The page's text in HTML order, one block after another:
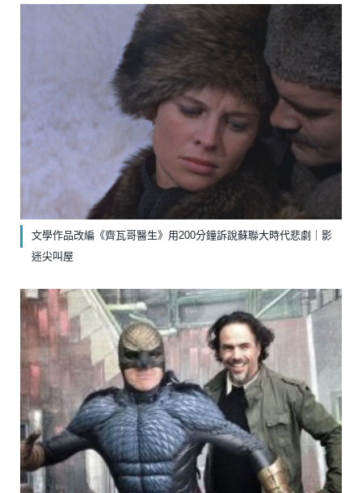
文學作品改編《齊瓦哥醫生》￼用200分鐘訴說蘇聯大時代悲劇｜影
迷尖叫屋